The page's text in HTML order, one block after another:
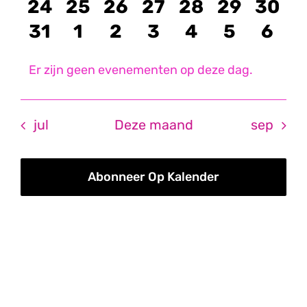
evenementen
evenementen
evenementen
evenementen
evenementen
0
evenementen
24
0
evenementen
25
0
evenementen
26
0
evenementen
27
0
evenementen
28
0
29
0
30
0
31
0
1
0
2
0
3
0
4
0
5
0
6
Bericht
Er zijn geen evenementen op deze dag.
jul Deze maand sep
Abonneer Op Kalender